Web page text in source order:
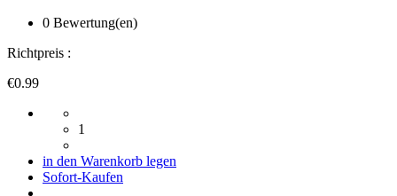
0 Bewertung(en)
Richtpreis :
€0.99
1
in den Warenkorb legen
Sofort-Kaufen